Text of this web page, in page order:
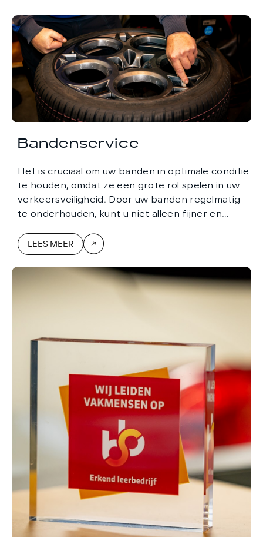
Bandenservice
Het is cruciaal om uw banden in optimale conditie
te houden, omdat ze een grote rol spelen in uw
verkeersveiligheid. Door uw banden regelmatig
te onderhouden, kunt u niet alleen fijner en
LEES MEER